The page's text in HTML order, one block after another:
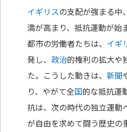
イギリスの支配が強まる中
満が高まり、抵抗運動が始
都市の労働者たちは、 イギ
発し、 政治的権利の拡大や
た。こうした動きは、新聞
り、やがて全国的な抵抗運
抗は、次の時代の独立運動
が自由を求めて闘う歴史の